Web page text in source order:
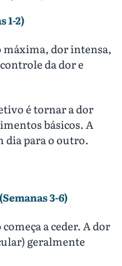
1-2)
máxima, dor intensa,
da dor e
é tornar a dor
básicos. A
dia para o outro.
3-6)
a ceder. A dor
geralmente